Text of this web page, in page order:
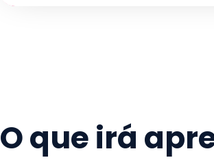
O que irá